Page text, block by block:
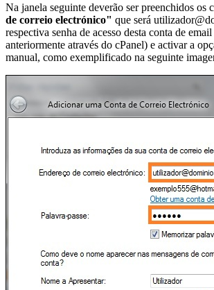
Na janela seguinte deverão ser preenchidos os
de correio electrónico" que será
respectiva senha de acesso desta conta de
anteriormente através do cPanel) e activar a
manual, como exemplificado na seguinte